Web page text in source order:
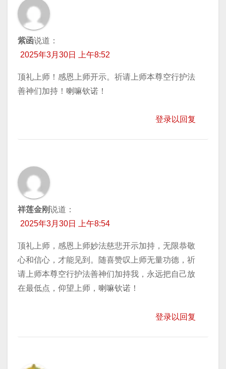
紫函说道：
2025年3月30日 上午8:52
顶礼上师！感恩上师开示。祈请上师本尊空行护法
善神们加持！喇嘛钦诺！
登录以回复
祥莲金刚说道：
2025年3月30日 上午8:54
顶礼上师，感恩上师妙法慈悲开示加持，无限恭敬
心和信心，才能见到。随喜赞叹上师无量功德，祈
请上师本尊空行护法善神们加持我，永远把自己放
在最低点，仰望上师，喇嘛钦诺！
登录以回复